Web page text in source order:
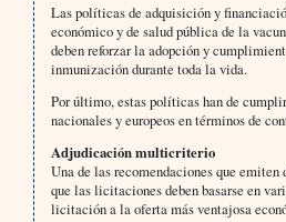
Las políticas de adquisición y
económico y de salud pública de la
deben reforzar la adopción y
inmunización durante toda la vida.
Por último, estas políticas han de
nacionales y europeos en términos de
Adjudicación multicriterio
Una de las recomendaciones que emiten
que las licitaciones deben basarse en
licitación a la oferta más ventajosa